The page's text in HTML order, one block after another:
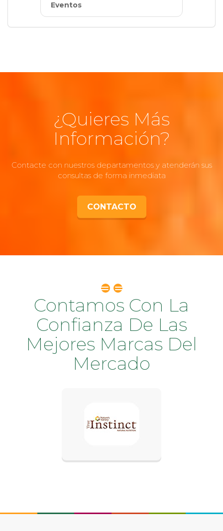
Eventos
¿Quieres Más
Información?
Contacte con nuestros departamentos y atenderán sus
consultas de forma inmediata
CONTACTO
Contamos Con La
Confianza De Las
Mejores Marcas Del
Mercado